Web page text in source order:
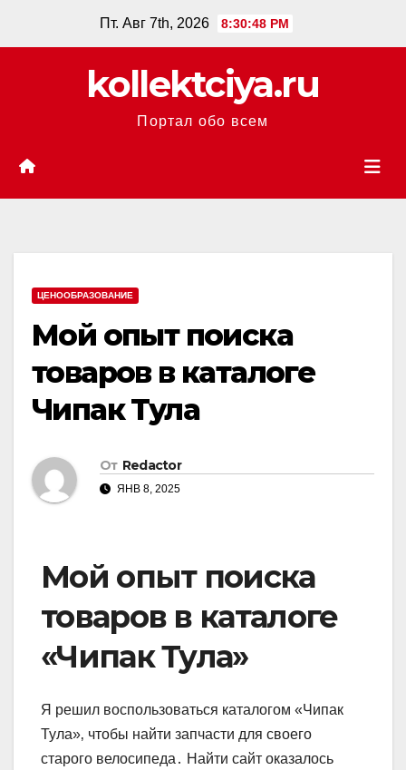
Пт. Авг 7th, 2026 8:30:49 PM
kollektciya.ru
Портал обо всем
ЦЕНООБРАЗОВАНИЕ
Мой опыт поиска
товаров в каталоге
Чипак Тула
От Redactor
ЯНВ 8, 2025
Мой опыт поиска
товаров в каталоге
«Чипак Тула»
Я решил воспользоваться каталогом «Чипак
Тула»‚ чтобы найти запчасти для своего
старого велосипеда․ Найти сайт оказалось